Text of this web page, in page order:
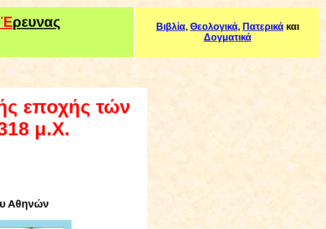
Έρευνας Βιβλία, Θεολογικά, Πατερικάκαι
Δογματικά
εποχής τών
μ.Χ.
Αθηνών